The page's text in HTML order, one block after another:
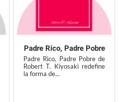
Padre Rico, Padre Pobre
Padre Rico, Padre Pobre de
Robert T. Kiyosaki redefine
la forma de...